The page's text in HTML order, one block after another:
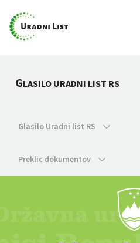
GLASILO URADNI LIST RS
Glasilo Uradni list RS
Preklic dokumentov